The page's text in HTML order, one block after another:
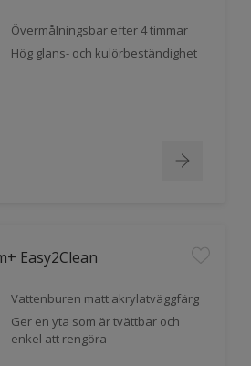
Övermålningsbar efter 4 timmar
Hög glans- och kulörbeständighet
Easy2Clean
Vattenburen matt akrylatväggfärg
Ger en yta som är tvättbar och
enkel att rengöra